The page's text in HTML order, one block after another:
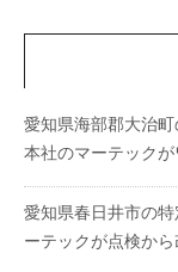
愛知県海部郡大治町
本社のマーテック
愛知県春日井市の
ーテックが点検か